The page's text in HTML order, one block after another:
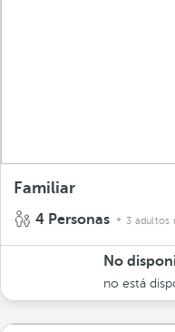
Familiar
4 Personas
3 adultos
No
no está